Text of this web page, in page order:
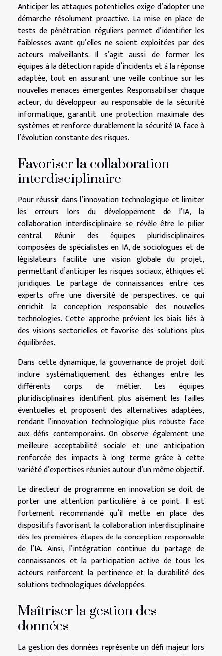
Anticiper les attaques potentielles exige d’adopter une
démarche résolument proactive. La mise en place de
tests de pénétration réguliers permet d’identifier les
faiblesses avant qu’elles ne soient exploitées par des
acteurs malveillants. Il s’agit aussi de former les
équipes à la détection rapide d’incidents et à la réponse
adaptée, tout en assurant une veille continue sur les
nouvelles menaces émergentes. Responsabiliser chaque
acteur, du développeur au responsable de la sécurité
informatique, garantit une protection maximale des
systèmes et renforce durablement la sécurité IA face à
l’évolution constante des risques.
Favoriser la collaboration
interdisciplinaire
Pour réussir dans l’innovation technologique et limiter
les erreurs lors du développement de l’IA, la
collaboration interdisciplinaire se révèle être le pilier
central. Réunir des équipes pluridisciplinaires
composées de spécialistes en IA, de sociologues et de
législateurs facilite une vision globale du projet,
permettant d’anticiper les risques sociaux, éthiques et
juridiques. Le partage de connaissances entre ces
experts offre une diversité de perspectives, ce qui
enrichit la conception responsable des nouvelles
technologies. Cette approche prévient les biais liés à
des visions sectorielles et favorise des solutions plus
équilibrées.
Dans cette dynamique, la gouvernance de projet doit
inclure systématiquement des échanges entre les
différents corps de métier. Les équipes
pluridisciplinaires identifient plus aisément les failles
éventuelles et proposent des alternatives adaptées,
rendant l’innovation technologique plus robuste face
aux défis contemporains. On observe également une
meilleure acceptabilité sociale et une anticipation
renforcée des impacts à long terme grâce à cette
variété d’expertises réunies autour d’un même objectif.
Le directeur de programme en innovation se doit de
porter une attention particulière à ce point. Il est
fortement recommandé qu’il mette en place des
dispositifs favorisant la collaboration interdisciplinaire
dès les premières étapes de la conception responsable
de l’IA. Ainsi, l’intégration continue du partage de
connaissances et la participation active de tous les
acteurs renforcent la pertinence et la durabilité des
solutions technologiques développées.
Maîtriser la gestion des
données
La gestion des données représente un défi majeur lors